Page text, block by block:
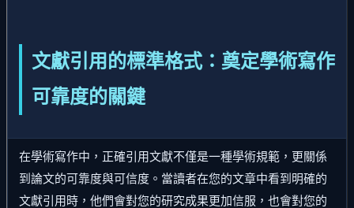
文獻引用的標準格式：奠定學術寫作
可靠度的關鍵
在學術寫作中，正確引用文獻不僅是一種學術規範，更關係
到論文的可靠度與可信度。當讀者在您的文章中看到明確的
文獻引用時，他們會對您的研究成果更加信服，也會對您的